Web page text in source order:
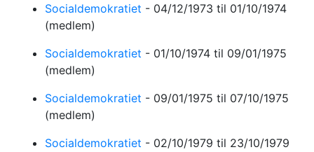
Socialdemokratiet - 04/12/1973 til 01/10/1974
(medlem)
Socialdemokratiet - 01/10/1974 til 09/01/1975
(medlem)
Socialdemokratiet - 09/01/1975 til 07/10/1975
(medlem)
Socialdemokratiet - 02/10/1979 til 23/10/1979